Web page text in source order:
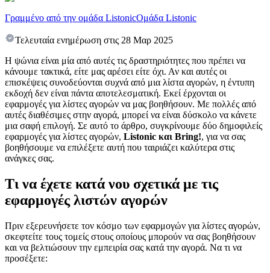
Γραμμένο από την ομάδα ListonicΟμάδα Listonic
Τελευταία ενημέρωση στις 28 Μαρ 2025
Η ψώνια είναι μία από αυτές τις δραστηριότητες που πρέπει να
κάνουμε τακτικά, είτε μας αρέσει είτε όχι. Αν και αυτές οι
επισκέψεις συνοδεύονται συχνά από μια λίστα αγορών, η έντυπη
εκδοχή δεν είναι πάντα αποτελεσματική. Εκεί έρχονται οι
εφαρμογές για λίστες αγορών να μας βοηθήσουν. Με πολλές από
αυτές διαθέσιμες στην αγορά, μπορεί να είναι δύσκολο να κάνετε
μια σαφή επιλογή. Σε αυτό το άρθρο, συγκρίνουμε δύο δημοφιλείς
εφαρμογές για λίστες αγορών, Listonic και Bring!, για να σας
βοηθήσουμε να επιλέξετε αυτή που ταιριάζει καλύτερα στις
ανάγκες σας.
Τι να έχετε κατά νου σχετικά με τις
εφαρμογές λιστών αγορών
Πριν εξερευνήσετε τον κόσμο των εφαρμογών για λίστες αγορών,
σκεφτείτε τους τομείς στους οποίους μπορούν να σας βοηθήσουν
και να βελτιώσουν την εμπειρία σας κατά την αγορά. Να τι να
προσέξετε: